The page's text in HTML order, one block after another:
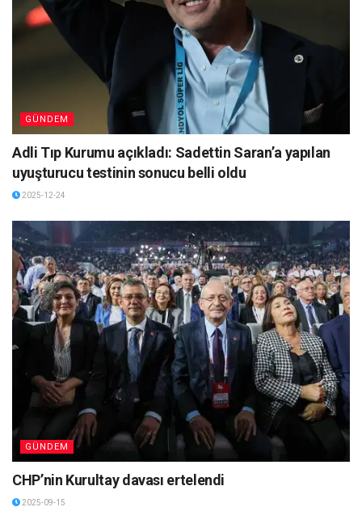
GÜNDEM
Adli Tıp Kurumu açıkladı: Sadettin Saran’a yapılan
uyuşturucu testinin sonucu belli oldu
2025-12-24
GÜNDEM
CHP’nin Kurultay davası ertelendi
2025-09-15